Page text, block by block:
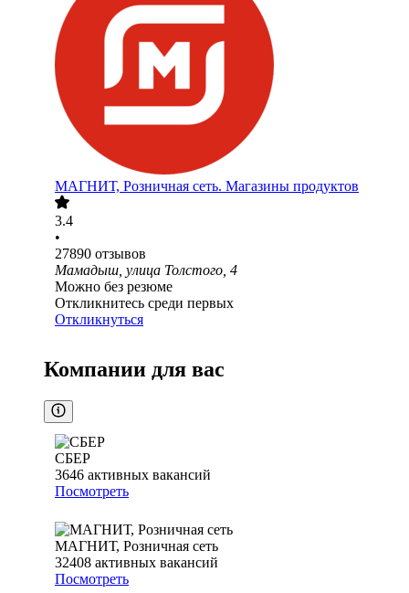
МАГНИТ, Розничная сеть. Магазины продуктов
3.4
•
27890 отзывов
Мамадыш, улица Толстого, 4
Можно без резюме
Откликнитесь среди первых
Откликнуться
Компании для вас
СБЕР
3646 активных вакансий
Посмотреть
МАГНИТ, Розничная сеть
32408 активных вакансий
Посмотреть